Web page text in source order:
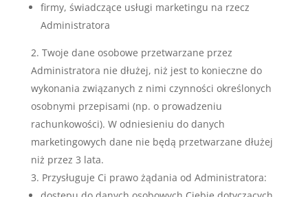
firmy, świadczące usługi marketingu na rzecz
Administratora
Twoje dane osobowe przetwarzane przez
Administratora nie dłużej, niż jest to konieczne do
wykonania związanych z nimi czynności określonych
osobnymi przepisami (np. o prowadzeniu
rachunkowości). W odniesieniu do danych
marketingowych dane nie będą przetwarzane dłużej
niż przez 3 lata.
Przysługuje Ci prawo żądania od Administratora: